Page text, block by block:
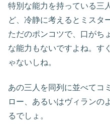
特別な能力を持っている三
ど、冷静に考えるとミスタ
ただのポンコツで、口がち
な能力もないですよね。す
ゃないしね。
あの三人を同列に並べてコ
ロー、あるいはヴィランの
るでしょ。